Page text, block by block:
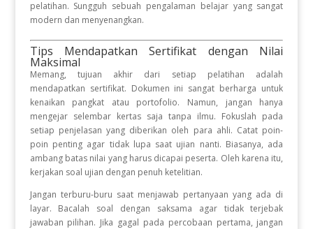
pelatihan. Sungguh sebuah pengalaman belajar yang sangat
modern dan menyenangkan.
Tips Mendapatkan Sertifikat dengan Nilai
Maksimal
Memang, tujuan akhir dari setiap pelatihan adalah
mendapatkan sertifikat. Dokumen ini sangat berharga untuk
kenaikan pangkat atau portofolio. Namun, jangan hanya
mengejar selembar kertas saja tanpa ilmu. Fokuslah pada
setiap penjelasan yang diberikan oleh para ahli. Catat poin-
poin penting agar tidak lupa saat ujian nanti. Biasanya, ada
ambang batas nilai yang harus dicapai peserta. Oleh karena itu,
kerjakan soal ujian dengan penuh ketelitian.
Jangan terburu-buru saat menjawab pertanyaan yang ada di
layar. Bacalah soal dengan saksama agar tidak terjebak
jawaban pilihan. Jika gagal pada percobaan pertama, jangan